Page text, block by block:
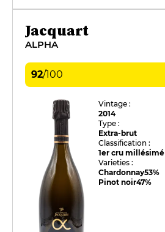
Jacquart
ALPHA
92/100
Vintage :
2014
Type :
Extra-brut
Classification :
1er cru millésimé
Varieties :
Chardonnay53%
Pinot noir47%